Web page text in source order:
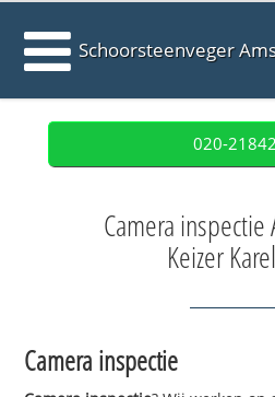
Schoorsteenveger
020-
Camera
Keizer
Camera inspectie